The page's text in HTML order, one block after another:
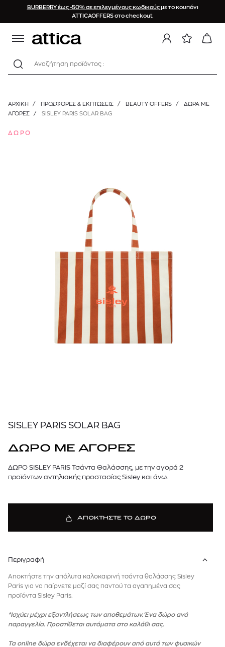
BURBERRY έως -50% σε επιλεγμένους κωδικούςμε το κουπόνι
ATTICAOFFERS στο checkout.
Αναζήτηση προϊόντος :
ΑΡΧΙΚΉ / ΠΡΟΣΦΟΡΕΣ & ΕΚΠΤΩΣΕΙΣ / BEAUTY OFFERS /
ΔΩΡΑ ΜΕ
ΑΓΟΡΕΣ
/ SISLEY PARIS SOLAR BAG
ΔΩΡΟ
SISLEY PARIS SOLAR BAG
ΔΩΡΟ ΜΕ ΑΓΟΡΕΣ
ΔΩΡΟ SISLEY PARIS Τσάντα Θαλάσσης, με την αγορά 2
προϊόντων αντηλιακής προστασίας Sisley και άνω.
ΑΠΟΚΤΗΣΤΕ ΤΟ ΔΩΡΟ
Περιγραφή
Αποκτήστε την απόλυτα καλοκαιρινή τσάντα θαλάσσης Sisley
Paris για να παίρνετε μαζί σας παντού τα αγαπημένα σας
προϊόντα Sisley Paris.
*Ισχύει μέχρι εξαντλήσεως των αποθεμάτων. Ένα δώρο ανά
παραγγελία. Προστίθεται αυτόματα στο καλάθι σας.
Τα online δώρα ενδέχεται να διαφέρουν από αυτά των φυσικών